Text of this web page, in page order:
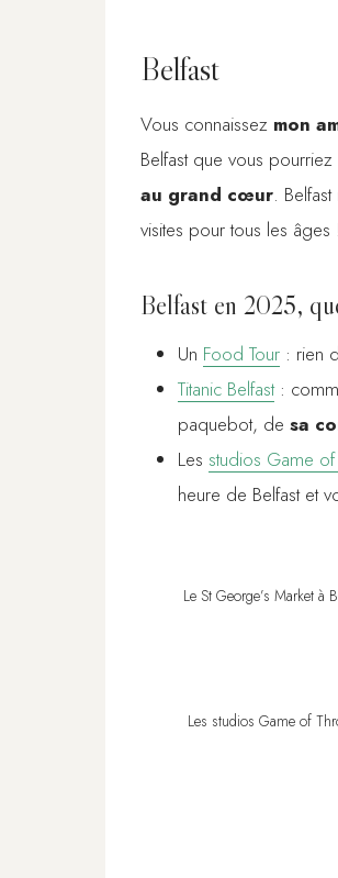
Belfast
Vous connaissez mon
Belfast que vous
au grand cœur.
visites pour tous les âges !
Belfast en 2025,
Un Food Tour : rien
Titanic Belfast:
paquebot, de sa
Les studios Game of
heure de Belfast et
Le St George’s Market à
Les studios Game of